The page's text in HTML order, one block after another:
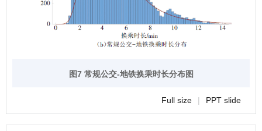
图7 常规公交-地铁换乘时长分布图
Full size | PPT slide